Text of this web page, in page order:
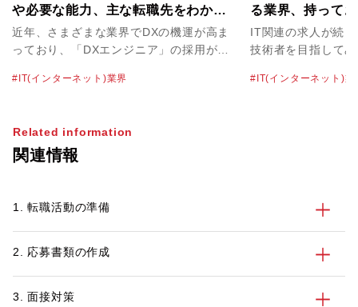
や必要な能力、主な転職先をわかり
やすく解説！
近年、さまざまな業界でDXの機運が高ま
っており、「DXエンジニア」の採用が活
な役割を任されることもあって、高水準の
めにDXエンジニアを目指したいという方
も多いのではないでしょうか。 そこで今
りやすく解説します。今後の転職活動を有
IT(インターネット)業界
る業界、持って
介！
IT関連の求人が続
技術者を目指して
とひと口にいって
キャリアに役立つ
IT(インターネット)業
Related information
関連情報
1. 転職活動の準備
2. 応募書類の作成
3. 面接対策